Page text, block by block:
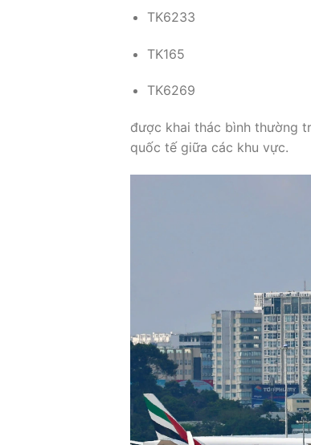
TK6233
TK165
TK6269
được khai thác bình thường
quốc tế giữa các khu vực.